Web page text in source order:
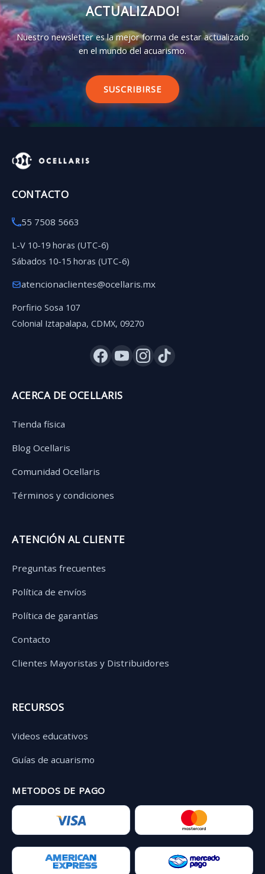
ACTUALIZADO!
Nuestro newsletter es la mejor forma de estar actualizado
en el mundo del acuarismo.
SUSCRIBIRSE
CONTACTO
55 7508 5663
L-V 10-19 horas (UTC-6)
Sábados 10-15 horas (UTC-6)
atencionaclientes@ocellaris.mx
Porfirio Sosa 107
Colonial Iztapalapa, CDMX, 09270
ACERCA DE OCELLARIS
Tienda física
Blog Ocellaris
Comunidad Ocellaris
Términos y condiciones
ATENCIÓN AL CLIENTE
Preguntas frecuentes
Política de envíos
Política de garantías
Contacto
Clientes Mayoristas y Distribuidores
RECURSOS
Videos educativos
Guías de acuarismo
METODOS DE PAGO